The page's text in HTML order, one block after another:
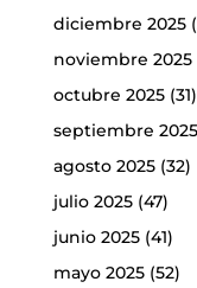
diciembre 2025
noviembre 2025
octubre 2025(31)
septiembre 2025
agosto 2025(32)
julio 2025(47)
junio 2025(41)
mayo 2025(52)